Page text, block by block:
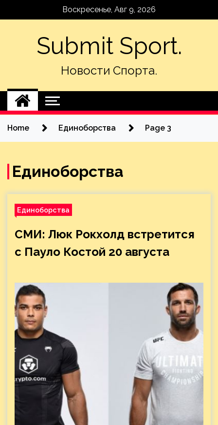
Воскресенье, Авг 9, 2026
Submit Sport.
Новости Спорта.
Home Единоборства Page 3
Единоборства
Единоборства
СМИ: Люк Рокхолд встретится
с Пауло Костой 20 августа